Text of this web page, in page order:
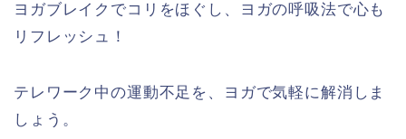
ヨガブレイクでコリをほぐし、ヨガの呼吸法で心も
リフレッシュ！
テレワーク中の運動不足を、ヨガで気軽に解消しま
しょう。